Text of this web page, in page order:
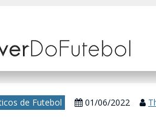
de Futebol 01/06/2022